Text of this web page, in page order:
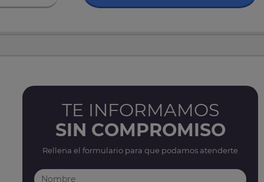
TE INFORMAMOS
SIN COMPROMISO
Rellena el formulario para que podamos atenderte